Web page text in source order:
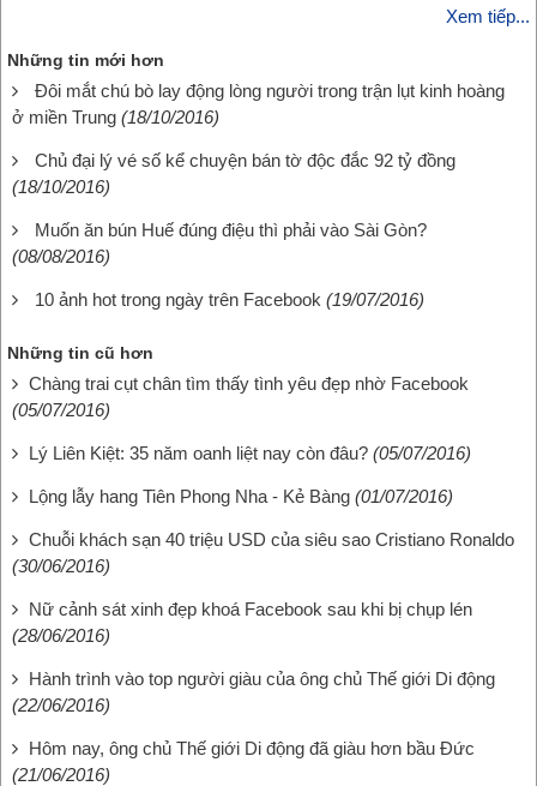
Xem tiếp...
Những tin mới hơn
Đôi mắt chú bò lay động lòng người trong trận lụt kinh hoàng
ở miền Trung (18/10/2016)
Chủ đại lý vé số kể chuyện bán tờ độc đắc 92 tỷ đồng
(18/10/2016)
Muốn ăn bún Huế đúng điệu thì phải vào Sài Gòn?
(08/08/2016)
10 ảnh hot trong ngày trên Facebook (19/07/2016)
Những tin cũ hơn
Chàng trai cụt chân tìm thấy tình yêu đẹp nhờ Facebook
(05/07/2016)
Lý Liên Kiệt: 35 năm oanh liệt nay còn đâu? (05/07/2016)
Lộng lẫy hang Tiên Phong Nha - Kẻ Bàng (01/07/2016)
Chuỗi khách sạn 40 triệu USD của siêu sao Cristiano Ronaldo
(30/06/2016)
Nữ cảnh sát xinh đẹp khoá Facebook sau khi bị chụp lén
(28/06/2016)
Hành trình vào top người giàu của ông chủ Thế giới Di động
(22/06/2016)
Hôm nay, ông chủ Thế giới Di động đã giàu hơn bầu Đức
(21/06/2016)